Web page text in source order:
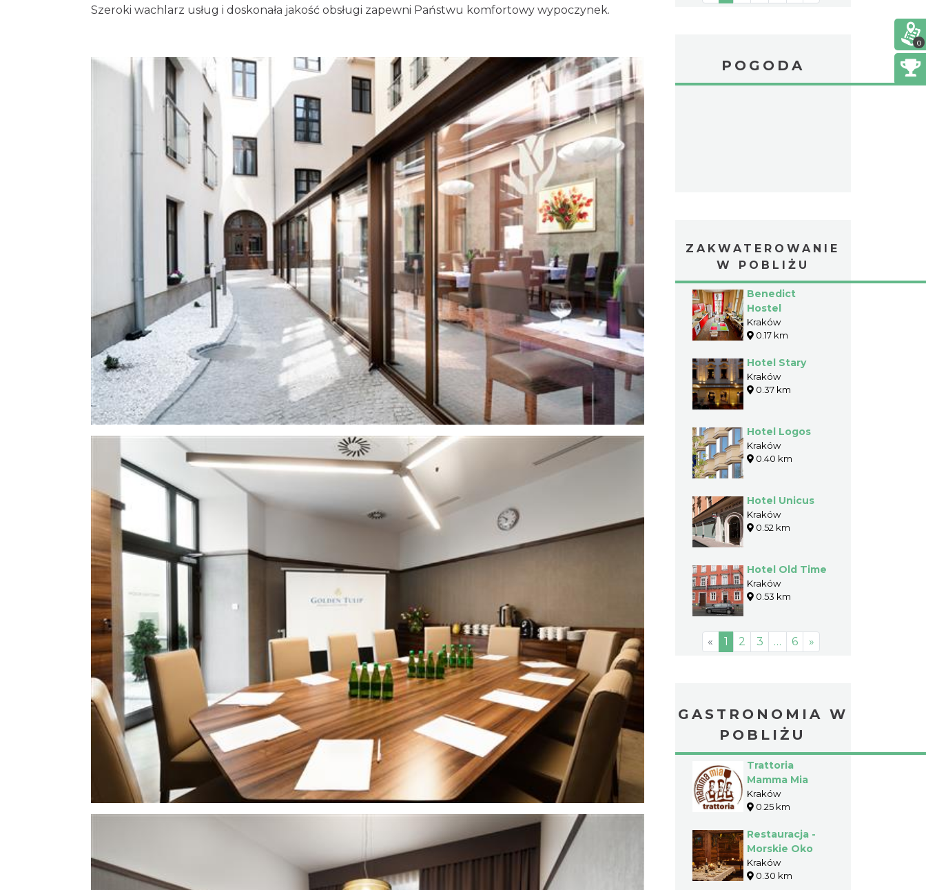
Szeroki wachlarz usług i doskonała jakość obsługi zapewni Państwu komfortowy wypoczynek.
POGODA
ZAKWATEROWANIE
W POBLIŻU
Benedict
Hostel
Kraków
0.17 km
Hotel Stary
Kraków
0.37 km
Hotel Logos
Kraków
0.40 km
Hotel Unicus
Kraków
0.52 km
Hotel Old Time
Kraków
0.53 km
« 1 2 3 … 6 »
GASTRONOMIA W
POBLIŻU
Trattoria
Mamma Mia
Kraków
0.25 km
Restauracja -
Morskie Oko
Kraków
0.30 km
0